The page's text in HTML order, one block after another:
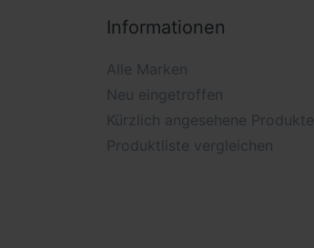
Informationen
Alle Marken
Neu eingetroffen
Kürzlich angesehene Produkte
Produktliste vergleichen